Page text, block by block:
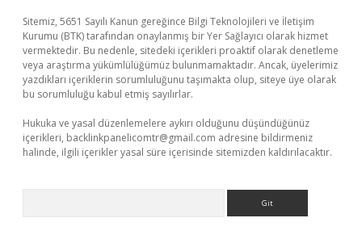
Sitemiz, 5651 Sayılı Kanun gereğince Bilgi Teknolojileri ve İletişim
Kurumu (BTK) tarafından onaylanmış bir Yer Sağlayıcı olarak hizmet
vermektedir. Bu nedenle, sitedeki içerikleri proaktif olarak denetleme
veya araştırma yükümlülüğümüz bulunmamaktadır. Ancak, üyelerimiz
yazdıkları içeriklerin sorumluluğunu taşımakta olup, siteye üye olarak
bu sorumluluğu kabul etmiş sayılırlar.
Hukuka ve yasal düzenlemelere aykırı olduğunu düşündüğünüz
içerikleri, backlinkpanelicomtr@gmail.com adresine bildirmeniz
halinde, ilgili içerikler yasal süre içerisinde sitemizden kaldırılacaktır.